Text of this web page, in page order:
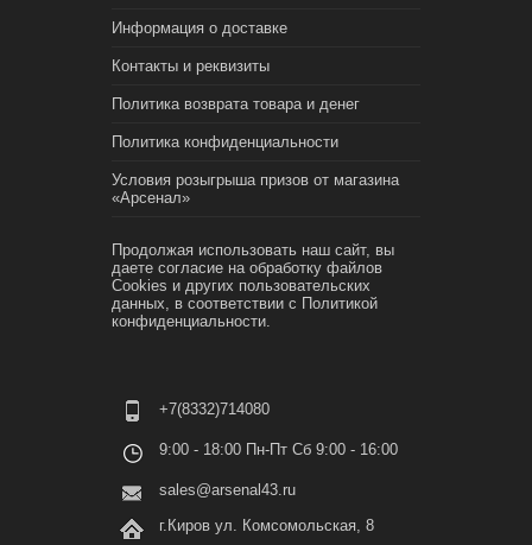
Информация о доставке
Контакты и реквизиты
Политика возврата товара и денег
Политика конфиденциальности
Условия розыгрыша призов от магазина
«Арсенал»
Продолжая использовать наш сайт, вы
даете согласие на обработку файлов
Cookies и других пользовательских
данных, в соответствии с Политикой
конфиденциальности.
+7(8332)714080
9:00 - 18:00 Пн-Пт Сб 9:00 - 16:00
sales@arsenal43.ru
г.Киров ул. Комсомольская, 8